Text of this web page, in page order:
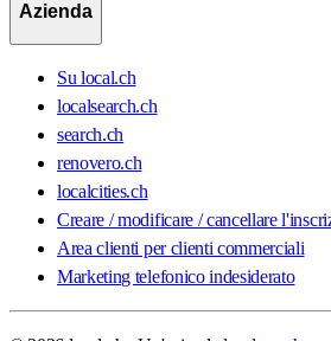
Azienda
Su local.ch
localsearch.ch
search.ch
renovero.ch
localcities.ch
Creare / modificare / cancellare
Area clienti per clienti commerciali
Marketing telefonico indesiderato